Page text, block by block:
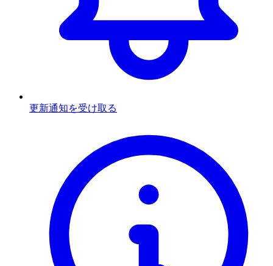
更新通知を受け取る